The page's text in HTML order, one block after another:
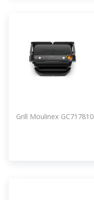
Grill Moulinex GC717810